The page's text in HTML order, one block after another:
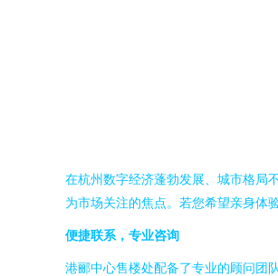
在杭州数字经济蓬勃发展、城市格局
为市场关注的焦点。若您希望亲身体
便捷联系，专业咨询
港郦中心售楼处配备了专业的顾问团